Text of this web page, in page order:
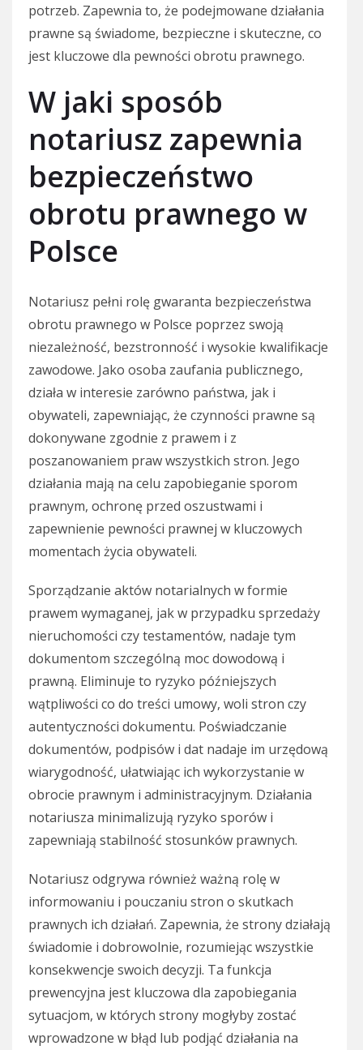
potrzeb. Zapewnia to, że podejmowane działania
prawne są świadome, bezpieczne i skuteczne, co
jest kluczowe dla pewności obrotu prawnego.
W jaki sposób
notariusz zapewnia
bezpieczeństwo
obrotu prawnego w
Polsce
Notariusz pełni rolę gwaranta bezpieczeństwa
obrotu prawnego w Polsce poprzez swoją
niezależność, bezstronność i wysokie kwalifikacje
zawodowe. Jako osoba zaufania publicznego,
działa w interesie zarówno państwa, jak i
obywateli, zapewniając, że czynności prawne są
dokonywane zgodnie z prawem i z
poszanowaniem praw wszystkich stron. Jego
działania mają na celu zapobieganie sporom
prawnym, ochronę przed oszustwami i
zapewnienie pewności prawnej w kluczowych
momentach życia obywateli.
Sporządzanie aktów notarialnych w formie
prawem wymaganej, jak w przypadku sprzedaży
nieruchomości czy testamentów, nadaje tym
dokumentom szczególną moc dowodową i
prawną. Eliminuje to ryzyko późniejszych
wątpliwości co do treści umowy, woli stron czy
autentyczności dokumentu. Poświadczanie
dokumentów, podpisów i dat nadaje im urzędową
wiarygodność, ułatwiając ich wykorzystanie w
obrocie prawnym i administracyjnym. Działania
notariusza minimalizują ryzyko sporów i
zapewniają stabilność stosunków prawnych.
Notariusz odgrywa również ważną rolę w
informowaniu i pouczaniu stron o skutkach
prawnych ich działań. Zapewnia, że strony działają
świadomie i dobrowolnie, rozumiejąc wszystkie
konsekwencje swoich decyzji. Ta funkcja
prewencyjna jest kluczowa dla zapobiegania
sytuacjom, w których strony mogłyby zostać
wprowadzone w błąd lub podjąć działania na